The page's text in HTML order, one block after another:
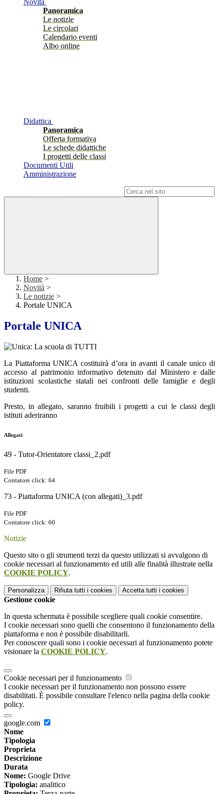
Novità
Panoramica
Le notizie
Le circolari
Calendario eventi
Albo online
Didattica
Panoramica
Offerta formativa
Le schede didattiche
I progetti delle classi
Documenti Utili
Amministrazione
Home >
Novità >
Le notizie >
Portale UNICA
Portale UNICA
La Piattaforma UNICA costituirà d’ora in avanti il canale unico di
accesso al patrimonio informativo detenuto dal Ministero e dalle
istituzioni scolastiche statali nei confronti delle famiglie e degli
studenti.
Presto, in allegato, saranno fruibili i progetti a cui le classi degli
istituti aderiranno
Allegati
49 - Tutor-Orientatore classi_2.pdf
File PDF
Contatore click: 64
73 - Piattaforma UNICA (con allegati)_3.pdf
File PDF
Contatore click: 60
Notizie
Questo sito o gli strumenti terzi da questo utilizzati si avvalgono di
cookie necessari al funzionamento ed utili alle finalità illustrate nella
COOKIE POLICY.
Personalizza Rifiuta tutti i cookies Accetta tutti i cookies
Gestione cookie
In questa schermata è possibile scegliere quali cookie consentire.
I cookie necessari sono quelli che consentono il funzionamento della
piattaforma e non è possibile disabilitarli.
Per conoscere quali sono i cookie necessari al funzionamento potete
visionare la COOKIE POLICY.
Cookie necessari per il funzionamento
I cookie necessari per il funzionamento non possono essere
disabilitati. È possibile consultare l'elenco nella pagina della cookie
policy.
google.com
Nome
Tipologia
Proprieta
Descrizione
Durata
Nome: Google Drive
Tipologia: analitico